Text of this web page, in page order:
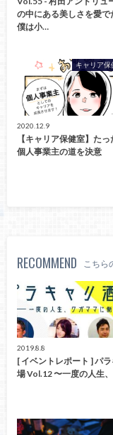
の中にある美しさを愛で
僕は小…
キャリア保
2020.12.9
【キャリア保健室】た
個人事業主の道を決意
RECOMMEND こちら
2019.8.8
[ イベントレポート ] パ
場 Vol.12 〜一度の人生